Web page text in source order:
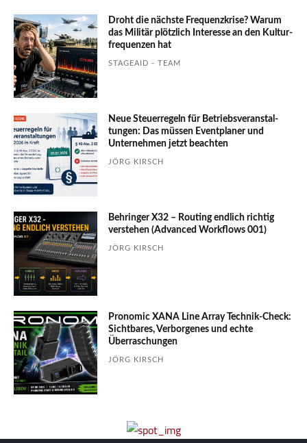
Droht die nächste Frequenzkrise? Warum
das Mili­tär plötzlich Inte­resse an den Kultur­
fre­quen­zen hat
STAGEAID - TEAM
Neue Steuerregeln für Betriebs­ver­an­stal­
tungen: Das müssen Event­planer und
Unter­nehmen jetzt beachten
JÖRG KIRSCH
Behringer X32 – Routing endlich richtig
verstehen (Advanced Workflows 001)
JÖRG KIRSCH
Pronomic XANA Line Array Technik-Check:
Sichtbares, Verborgenes und echte
Überraschungen
JÖRG KIRSCH